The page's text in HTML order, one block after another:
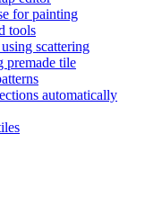
for painting
tools
scattering
premade tile
automatically